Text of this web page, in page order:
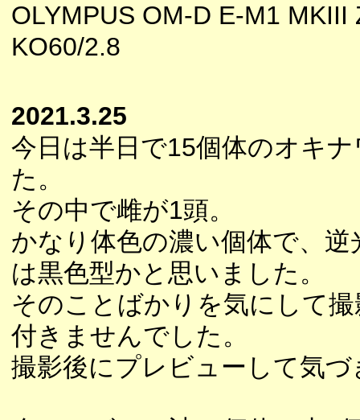
OLYMPUS OM-D E-M1 MKIII
KO60/2.8
2021.3.25
今日は半日で15個体のオキ
た。
その中で雌が1頭。
かなり体色の濃い個体で、
は黒色型かと思いました。
そのことばかりを気にして
付きませんでした。
撮影後にプレビューして気